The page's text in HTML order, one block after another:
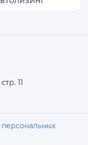
11